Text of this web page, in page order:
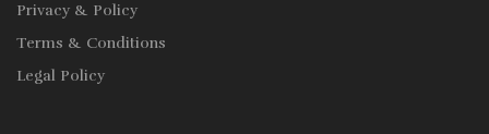
Privacy & Policy
Terms & Conditions
Legal Policy